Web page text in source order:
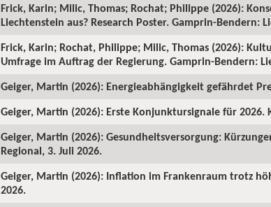
Frick, Karin; Milic, Thomas; Rochat; Philippe (2026):
Liechtenstein aus? Research Poster. Gamprin-Bendern:
Frick, Karin; Rochat, Philippe; Milic, Thomas (2026):
Umfrage im Auftrag der Regierung. Gamprin-Bendern:
Geiger, Martin (2026): Energieabhängigkeit gefährdet
Geiger, Martin (2026): Erste Konjunktursignale für 2026.
Geiger, Martin (2026): Gesundheitsversorgung:
Regional, 3. Juli 2026.
Geiger, Martin (2026): Inflation im Frankenraum trotz
2026.